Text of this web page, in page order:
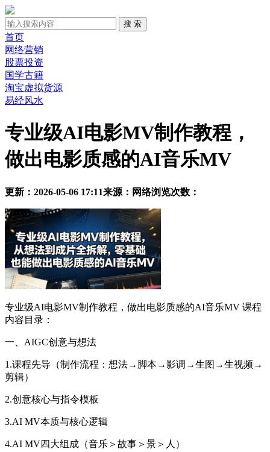
首页
网络营销
股票投资
国学古籍
淘宝虚拟货源
易经风水
专业级AI电影MV制作教程，
做出电影质感的AI音乐MV
更新：2026-05-06 17:11来源：网络浏览次数：
专业级AI电影MV制作教程，做出电影质感的AI音乐MV 课程
内容目录：
一、AIGC创意与想法
1.课程先导（制作流程：想法→脚本→影调→生图→生视频→
剪辑）
2.创意核心与指令模板
3.AI MV本质与核心逻辑
4.AI MV四大组成（音乐＞故事＞景＞人）